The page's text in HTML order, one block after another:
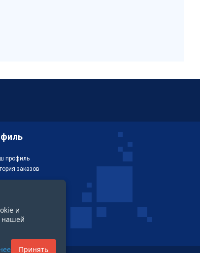
профиль
заказов
и
нашей
Принять